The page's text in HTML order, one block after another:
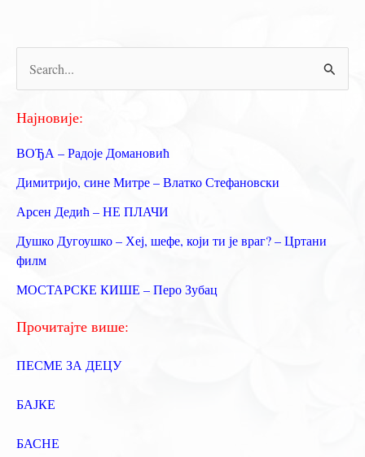
е
р
а
г
а
з
а
:
Најновије:
ВОЂА – Радоје Домановић
Димитријо, сине Митре – Влатко Стефановски
Арсен Дедић – НЕ ПЛАЧИ
Душко Дугоушко – Хеј, шефе, који ти је враг? – Цртани
филм
МОСТАРСКЕ КИШЕ – Перо Зубац
Прочитајте више:
ПЕСМЕ ЗА ДЕЦУ
БАЈКЕ
БАСНЕ